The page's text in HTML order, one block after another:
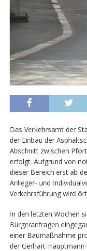
Das Verkehrsamt der
der Einbau der
Abschnitt zwischen
erfolgt. Aufgrund von
dieser Bereich erst ab
Anlieger- und
Verkehrsführung wird
In den letzten Wochen
Bürgeranfragen
einer Baumaßnahme
der Gerhart-